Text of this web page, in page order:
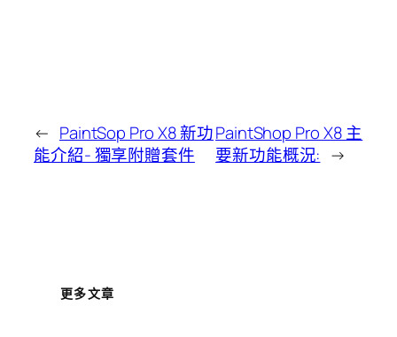
← PaintSop Pro X8 新功
能介紹- 獨享附贈套件
PaintShop Pro X8 主
要新功能概況: →
更多文章